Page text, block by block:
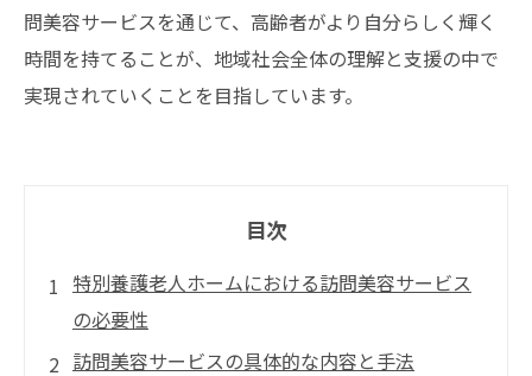
問美容サービスを通じて、高齢者がより自分らしく輝く
時間を持てることが、地域社会全体の理解と支援の中で
実現されていくことを目指しています。
目次
特別養護老人ホームにおける訪問美容サービス
の必要性
訪問美容サービスの具体的な内容と手法